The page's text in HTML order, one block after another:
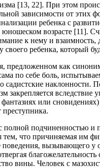
[13, 22]. При этом
зависимости от этих
ребенка с
возрасте [11].
к нему и
ребенка, который
предложенном как
по себе боль,
садистские
вследствие
или
полной подчиненностью
что причиняемая им
поведения, вызывающего
вины. Человек с